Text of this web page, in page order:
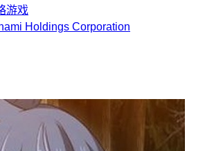
游戏
Holdings Corporation